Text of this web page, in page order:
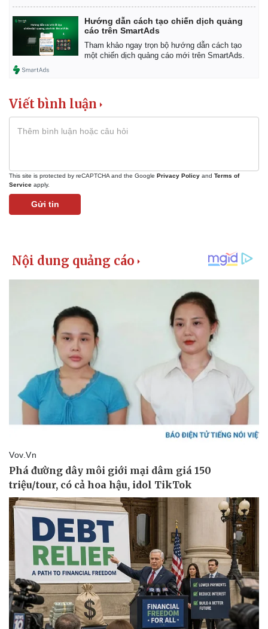
Bất động sản
Chứng khoán
Giá cà phê
Hướng dẫn cách tạo chiến dịch quảng
cáo trên SmartAds
Tham khảo ngay trọn bộ hướng dẫn cách tạo
một chiến dịch quảng cáo mới trên SmartAds.
Viết bình luận
This site is protected by reCAPTCHA and the Google Privacy Policy and Terms of
Service apply.
Gửi tin